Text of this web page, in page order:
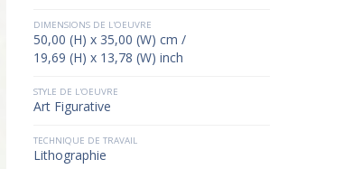
DIMENSIONS DE L'OEUVRE
50,00 (H) x 35,00 (W) cm /
19,69 (H) x 13,78 (W) inch
STYLE DE L'OEUVRE
Art Figurative
TECHNIQUE DE TRAVAIL
Lithographie